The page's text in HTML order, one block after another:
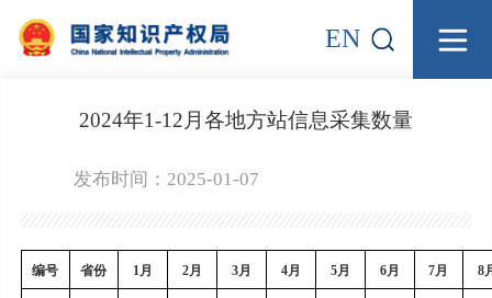
EN
2024年1-12月各地方站信息采集数量
发布时间：2025-01-07
编号 省份 1 月 2月 3月 4月 5月 6月 7月 8